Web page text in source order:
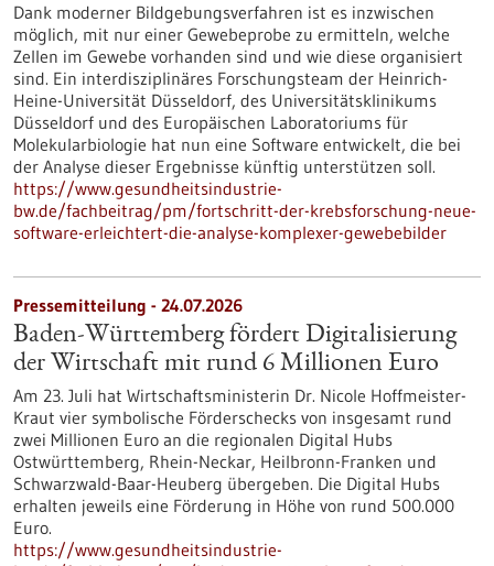
Dank moderner Bildgebungsverfahren ist es inzwischen
möglich, mit nur einer Gewebeprobe zu ermitteln, welche
Zellen im Gewebe vorhanden sind und wie diese organisiert
sind. Ein interdisziplinäres Forschungsteam der Heinrich-
Heine-Universität Düsseldorf, des Universitätsklinikums
Düsseldorf und des Europäischen Laboratoriums für
Molekularbiologie hat nun eine Software entwickelt, die bei
der Analyse dieser Ergebnisse künftig unterstützen soll.
https://www.gesundheitsindustrie-
bw.de/fachbeitrag/pm/fortschritt-der-krebsforschung-neue-
software-erleichtert-die-analyse-komplexer-gewebebilder
Pressemitteilung - 24.07.2026
Baden-Württemberg fördert Digitalisierung
der Wirtschaft mit rund 6 Millionen Euro
Am 23. Juli hat Wirtschaftsministerin Dr. Nicole Hoffmeister-
Kraut vier symbolische Förderschecks von insgesamt rund
zwei Millionen Euro an die regionalen Digital Hubs
Ostwürttemberg, Rhein-Neckar, Heilbronn-Franken und
Schwarzwald-Baar-Heuberg übergeben. Die Digital Hubs
erhalten jeweils eine Förderung in Höhe von rund 500.000
Euro.
https://www.gesundheitsindustrie-